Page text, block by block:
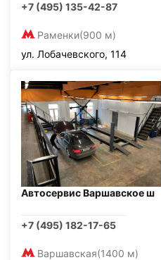
+7 (495) 135-42-87
Раменки(900 м)
ул. Лобачевского, 114
Автосервис Варшавское ш
+7 (495) 182-17-65
Варшавская(1400 м)